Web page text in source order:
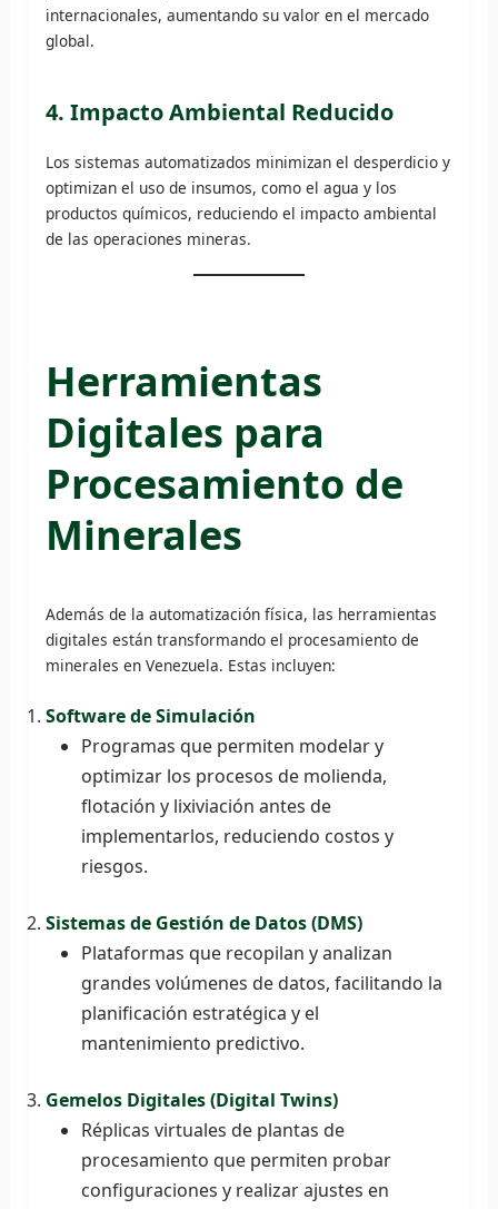
internacionales, aumentando su valor en el mercado
global.
4. Impacto Ambiental Reducido
Los sistemas automatizados minimizan el desperdicio y
optimizan el uso de insumos, como el agua y los
productos químicos, reduciendo el impacto ambiental
de las operaciones mineras.
Herramientas
Digitales para
Procesamiento de
Minerales
Además de la automatización física, las herramientas
digitales están transformando el procesamiento de
minerales en Venezuela. Estas incluyen:
Software de Simulación
Programas que permiten modelar y
optimizar los procesos de molienda,
flotación y lixiviación antes de
implementarlos, reduciendo costos y
riesgos.
Sistemas de Gestión de Datos (DMS)
Plataformas que recopilan y analizan
grandes volúmenes de datos, facilitando la
planificación estratégica y el
mantenimiento predictivo.
Gemelos Digitales (Digital Twins)
Réplicas virtuales de plantas de
procesamiento que permiten probar
configuraciones y realizar ajustes en